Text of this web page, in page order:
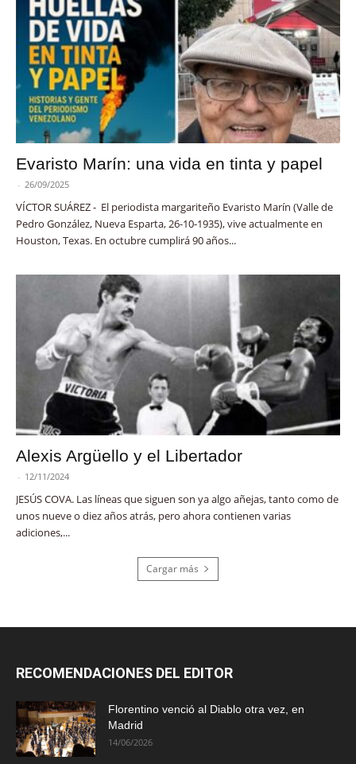
Evaristo Marín: una vida en tinta y papel
- 26/09/2025
VÍCTOR SUÁREZ - El periodista margariteño Evaristo Marín (Valle de
Pedro González, Nueva Esparta, 26-10-1935), vive actualmente en
Houston, Texas. En octubre cumplirá 90 años...
Alexis Argüello y el Libertador
- 12/11/2024
JESÚS COVA. Las líneas que siguen son ya algo añejas, tanto como de
unos nueve o diez años atrás, pero ahora contienen varias
adiciones,...
Cargar más
RECOMENDACIONES DEL EDITOR
Florentino venció al Diablo otra vez, en
Madrid
14/06/2026